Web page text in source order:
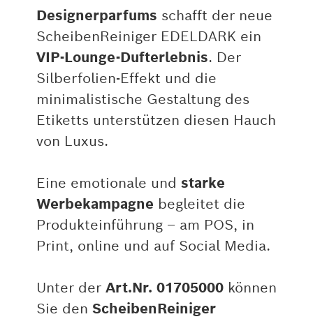
Designerparfums schafft der neue
ScheibenReiniger EDELDARK ein
VIP-Lounge-Dufterlebnis. Der
Silberfolien-Effekt und die
minimalistische Gestaltung des
Etiketts unterstützen diesen Hauch
von Luxus.
Eine emotionale und starke
Werbekampagne begleitet die
Produkteinführung – am POS, in
Print, online und auf Social Media.
Unter der Art.Nr. 01705000können
Sie den ScheibenReiniger